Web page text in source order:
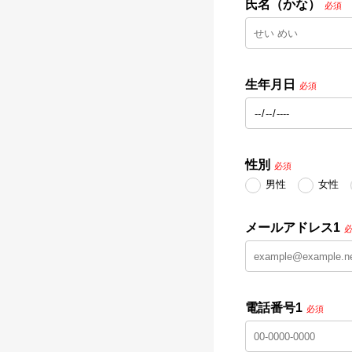
氏名（かな） 必須
生年月日 必須
性別 必須
男性 女性
メールアドレス1
電話番号1 必須